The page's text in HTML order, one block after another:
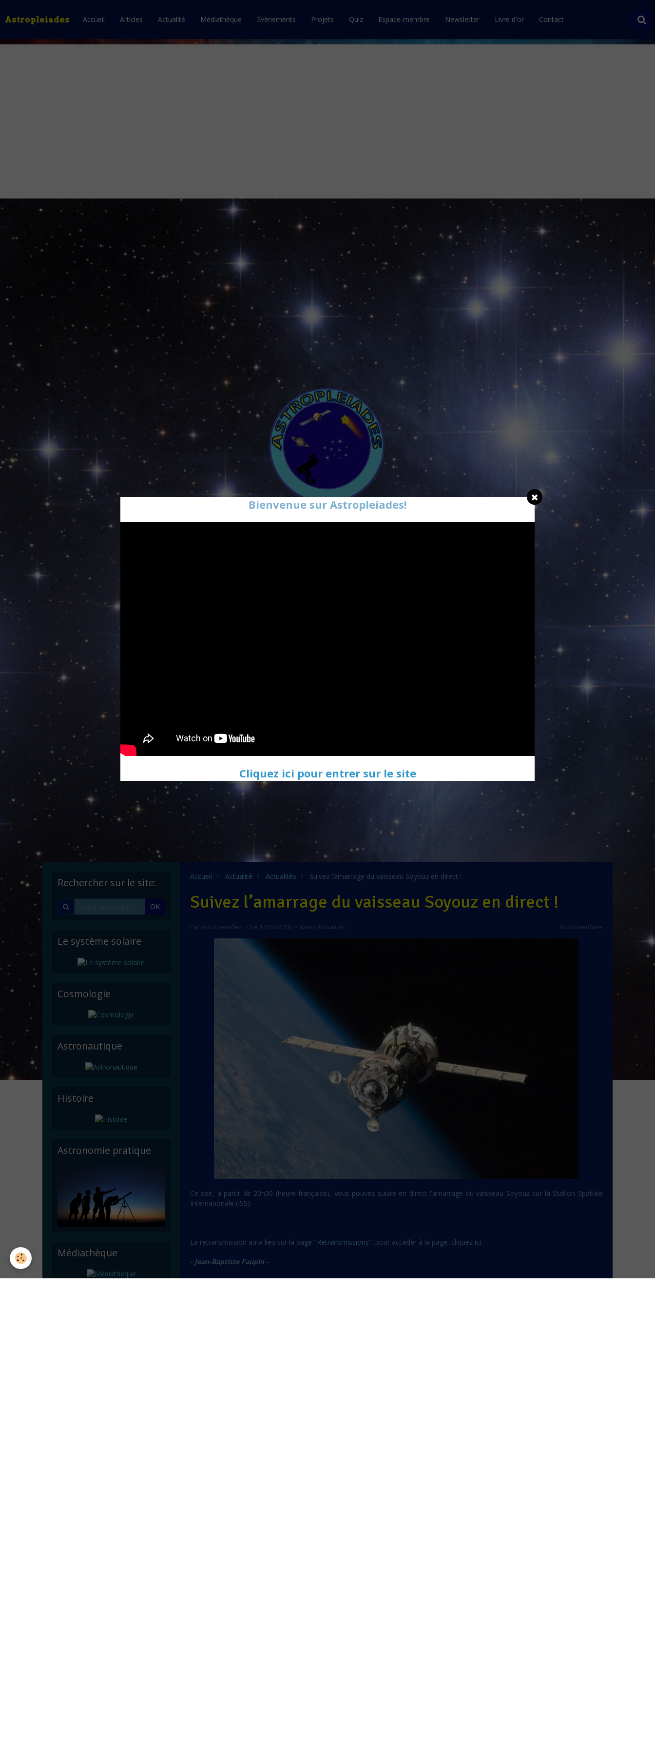
Astropleiades Accueil Articles Actualité Médiathèque Evènements Projets Quiz Espace-membre Newsletter Livre d'or Contact
Accueil Actualité Actualités Suivez l’amarrage du vaisseau Soyouz en direct !
Suivez l’amarrage du vaisseau Soyouz en direct !
Par astropleiades Le 17/12/2010 Dans Actualités 0 commentaire
Ce soir, à partir de 20h30 (heure française), vous pouvez suivre en direct l'amarrage du vaisseau Soyouz sur la Station Spatiale
Internationale (ISS).
La retransmission aura lieu sur la page "Retransmissions". pour accéder à la page, cliquez ici.
- Jean-Baptiste Faupin -
Rechercher sur le site:
OK
Le système solaire
Cosmologie
Astronautique
Histoire
Astronomie pratique
Médiathèque
Bienvenue sur Astropleiades!
Cliquez ici pour entrer sur le site